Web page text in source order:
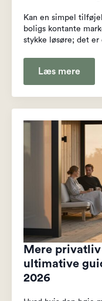
Kan en simpel
boligs kontante
stykke løsøre; det er
Læs mere
Mere privatliv
ultimative
2026